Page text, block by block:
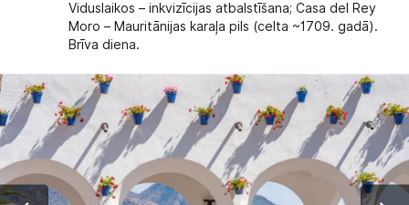
Viduslaikos – inkvizīcijas atbalstīšana; Casa del Rey
Moro – Mauritānijas karaļa pils (celta ~1709. gadā).
Brīva diena.